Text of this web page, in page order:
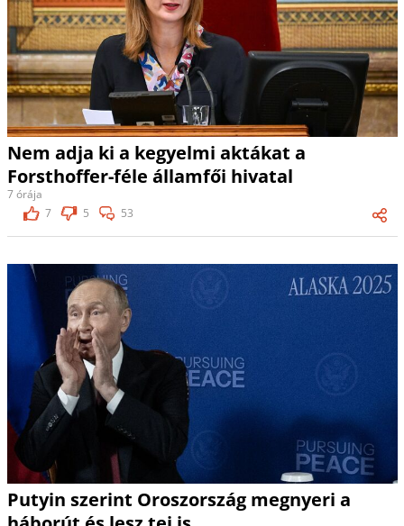
Nem adja ki a kegyelmi aktákat a
Forsthoffer-féle államfői hivatal
7 órája
7
5 53
Putyin szerint Oroszország megnyeri a